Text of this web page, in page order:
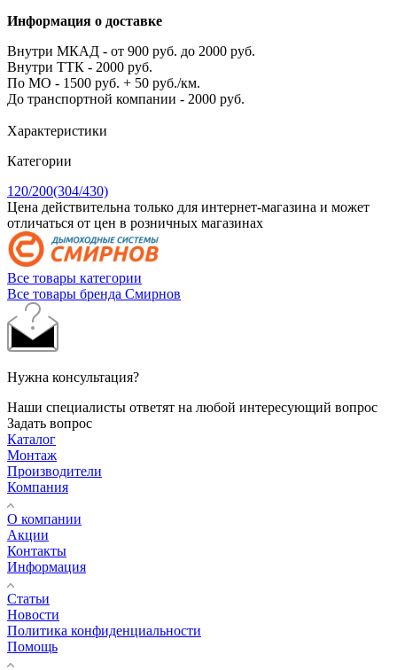
Информация о доставке
Внутри МКАД - от 900 руб. до 2000 руб.
Внутри ТТК - 2000 руб.
По МО - 1500 руб. + 50 руб./км.
До транспортной компании - 2000 руб.
Характеристики
Категории
120/200(304/430)
Цена действительна только для интернет-магазина и может
отличаться от цен в розничных магазинах
Все товары категории
Все товары бренда Смирнов
Нужна консультация?
Наши специалисты ответят на любой интересующий вопрос
Задать вопрос
Каталог
Монтаж
Производители
Компания
О компании
Акции
Контакты
Информация
Статьи
Новости
Политика конфиденциальности
Помощь